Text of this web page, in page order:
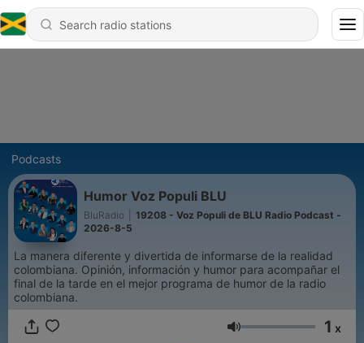
Podcasts
Humor Voz Populi BLU
BluRadio
19208 - Voz Populi de BLU Radio Podcast -
2026-8-5
La manera diferente y divertida de informarse de la realidad
colombiana. Opinión, información y humor para acompañar el
final de la tarde en el mejor programa de humor de la radio
colombiana.
Volume 1 x